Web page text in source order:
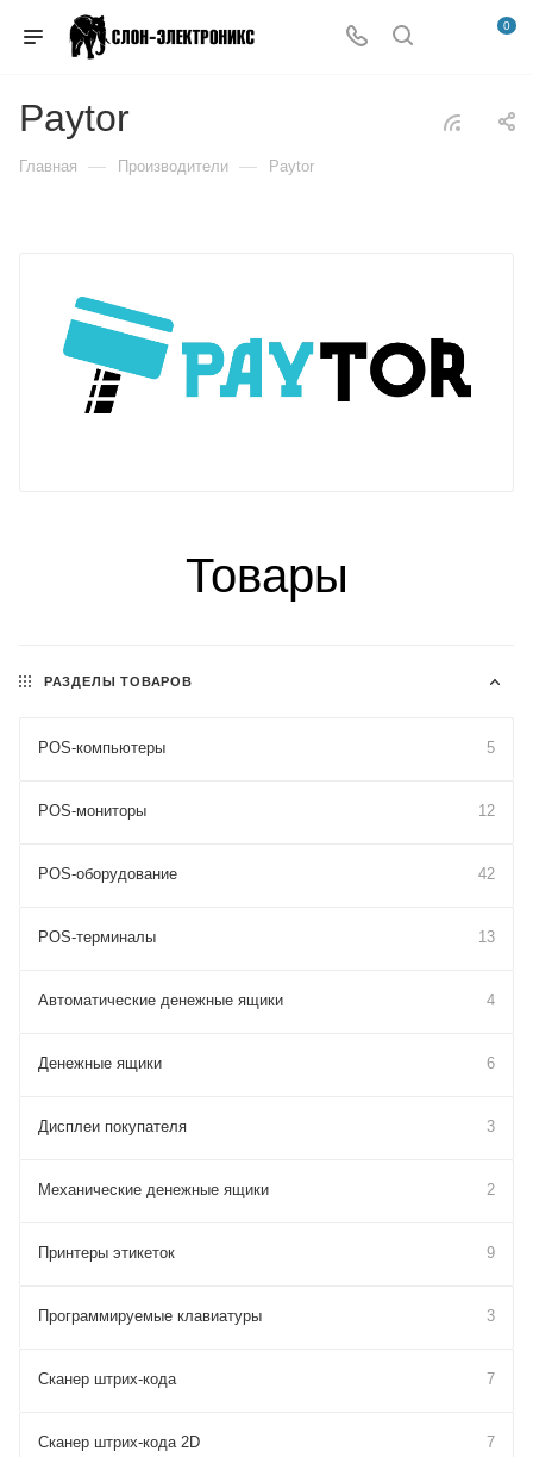
0
Paytor
Главная — Производители — Paytor
Товары
РАЗДЕЛЫ ТОВАРОВ
POS-компьютеры 5
POS-мониторы 12
POS-оборудование 42
POS-терминалы 13
Автоматические денежные ящики 4
Денежные ящики 6
Дисплеи покупателя 3
Механические денежные ящики 2
Принтеры этикеток 9
Программируемые клавиатуры 3
Сканер штрих-кода 7
Сканер штрих-кода 2D 7